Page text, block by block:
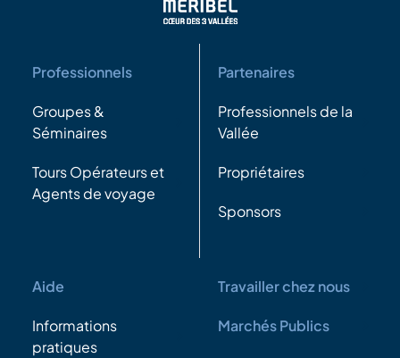
Professionnels
Groupes &
Séminaires
Tours Opérateurs et
Agents de voyage
Partenaires
Professionnels de la
Vallée
Propriétaires
Sponsors
Aide
Informations
pratiques
Travailler chez nous
Marchés Publics